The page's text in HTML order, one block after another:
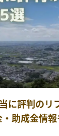
に評判のリ
助成金情